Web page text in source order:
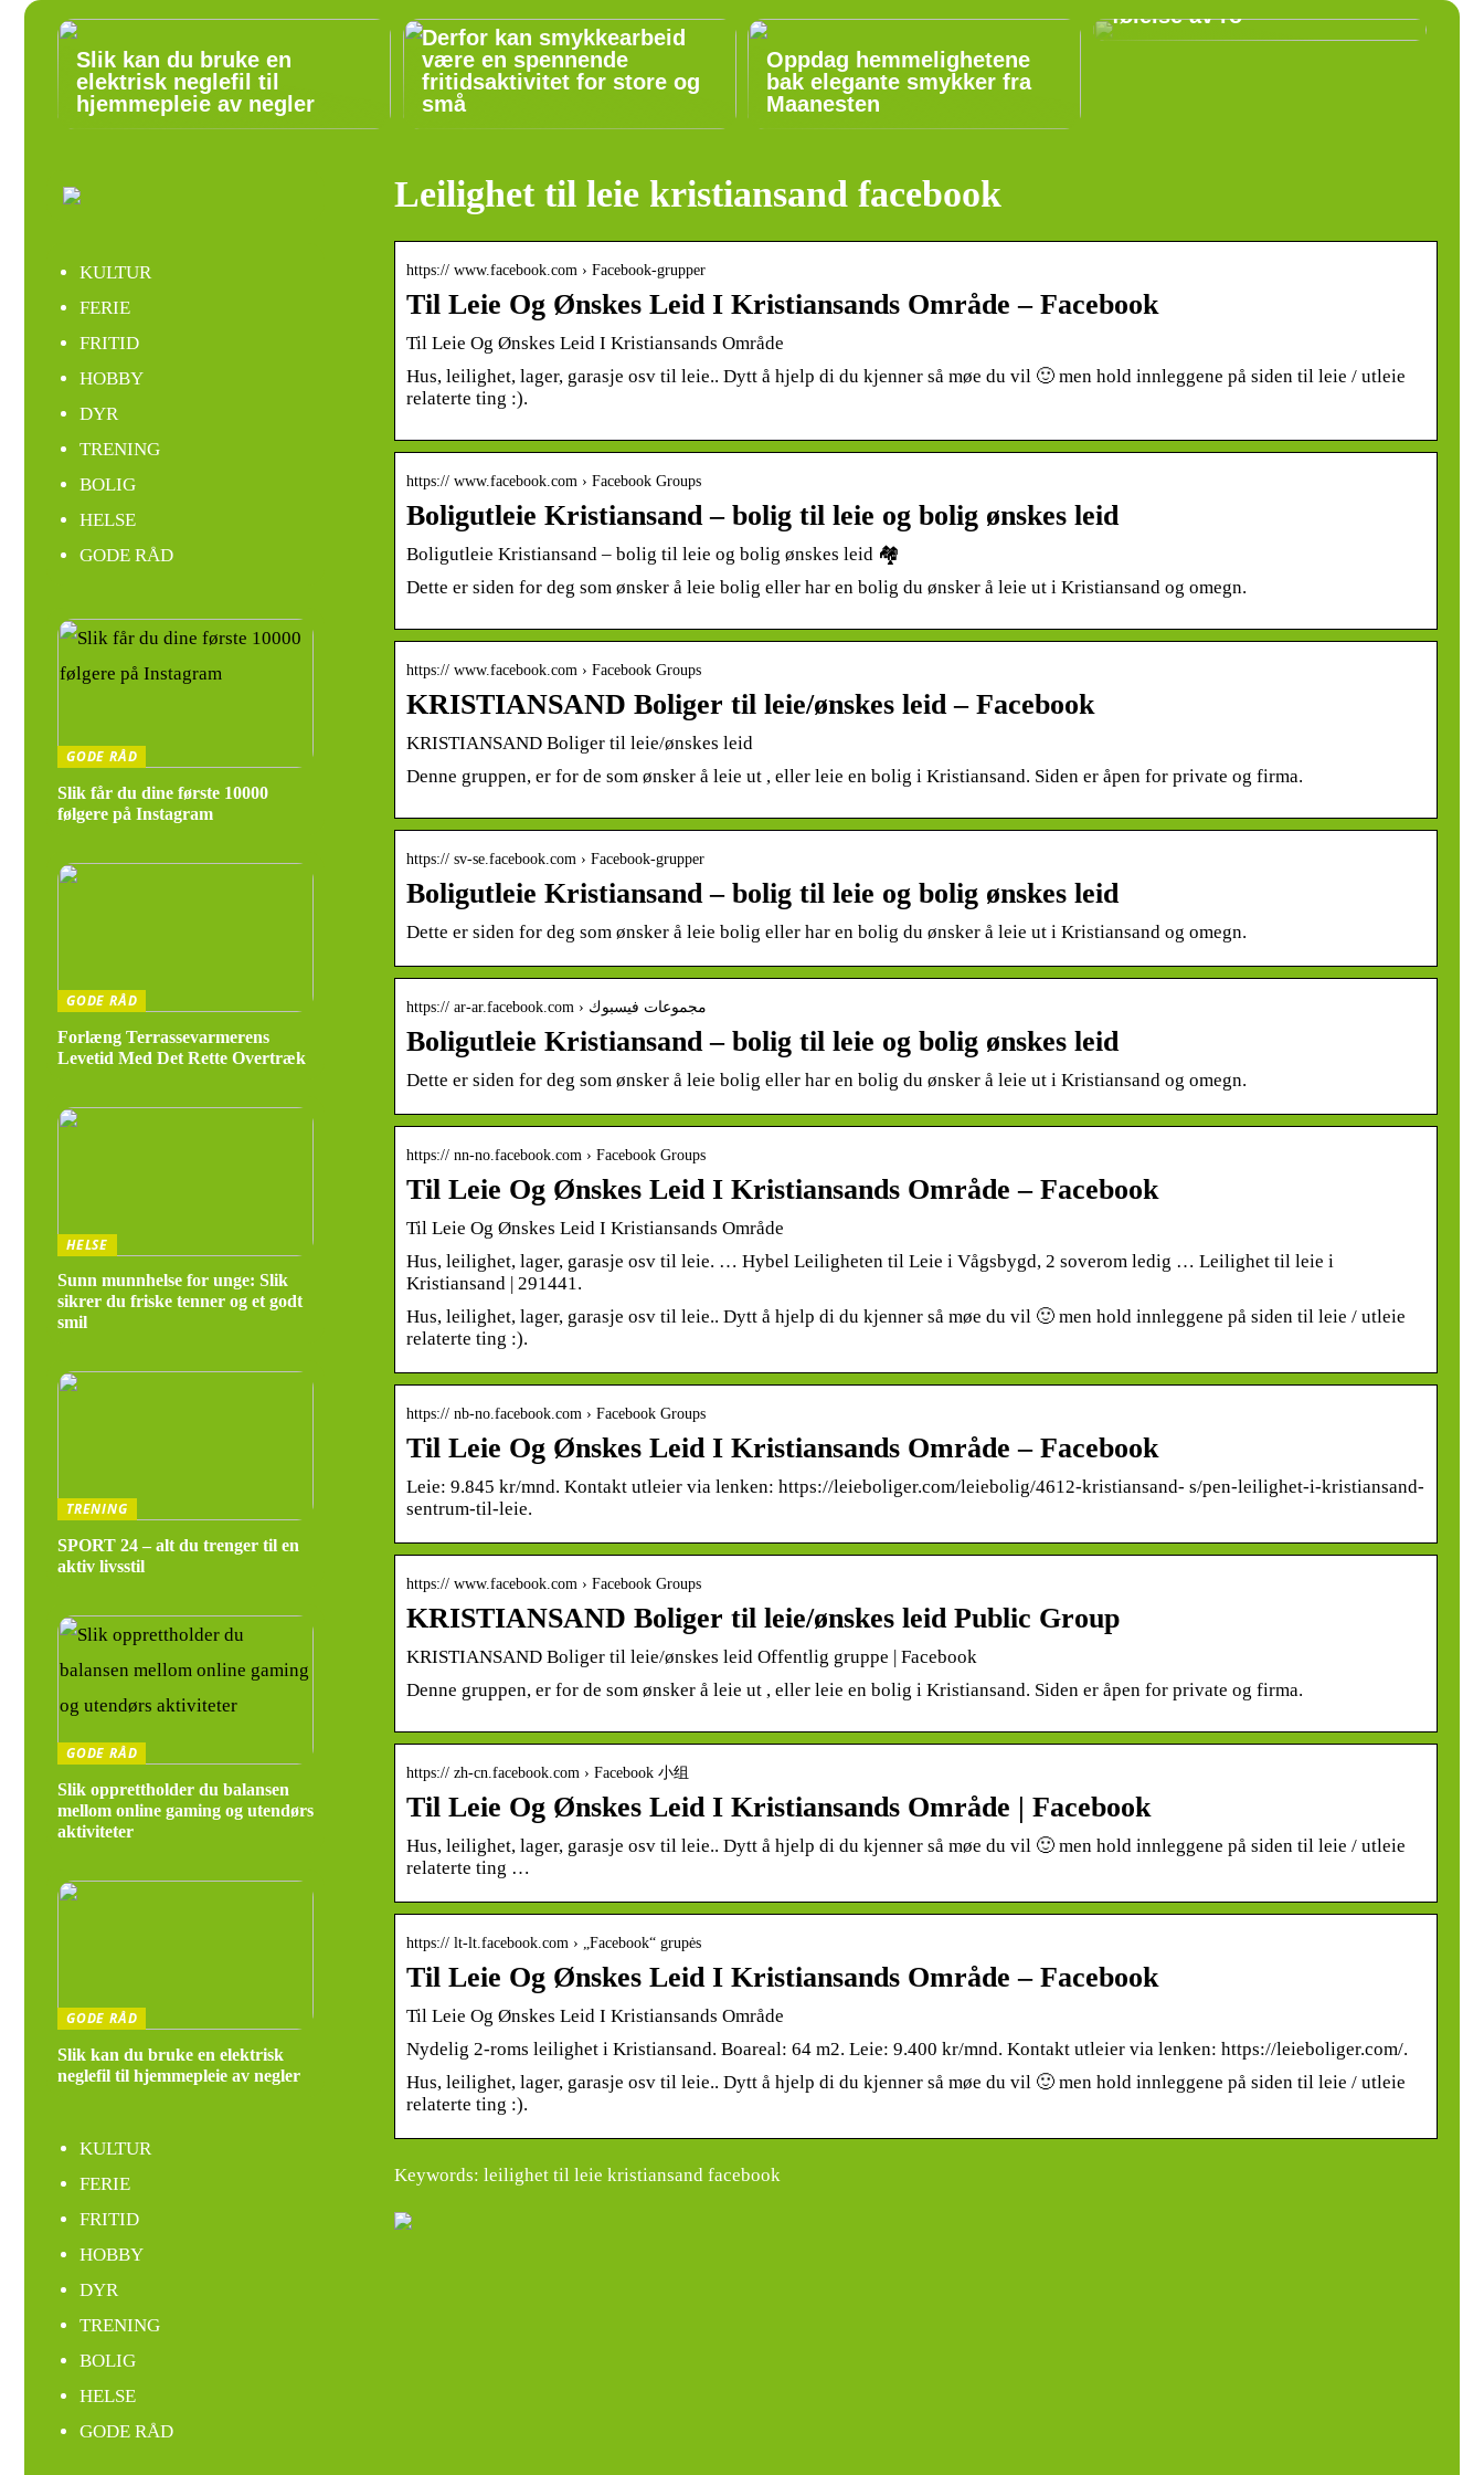
Slik kan du bruke en
elektrisk neglefil til
hjemmepleie av negler
Derfor kan smykkearbeid
være en spennende
fritidsaktivitet for store og
små
Oppdag hemmelighetene
bak elegante smykker fra
Maanesten
følelse av ro
Leilighet til leie kristiansand facebook
https:// www.facebook.com › Facebook-grupper
Til Leie Og Ønskes Leid I Kristiansands Område – Facebook
Til Leie Og Ønskes Leid I Kristiansands Område
Hus, leilighet, lager, garasje osv til leie.. Dytt å hjelp di du kjenner så møe du vil 🙂 men hold innleggene på siden til leie / utleie
relaterte ting :).
https:// www.facebook.com › Facebook Groups
Boligutleie Kristiansand – bolig til leie og bolig ønskes leid
Boligutleie Kristiansand – bolig til leie og bolig ønskes leid 🏘
Dette er siden for deg som ønsker å leie bolig eller har en bolig du ønsker å leie ut i Kristiansand og omegn.
https:// www.facebook.com › Facebook Groups
KRISTIANSAND Boliger til leie/ønskes leid – Facebook
KRISTIANSAND Boliger til leie/ønskes leid
Denne gruppen, er for de som ønsker å leie ut , eller leie en bolig i Kristiansand. Siden er åpen for private og firma.
https:// sv-se.facebook.com › Facebook-grupper
Boligutleie Kristiansand – bolig til leie og bolig ønskes leid
Dette er siden for deg som ønsker å leie bolig eller har en bolig du ønsker å leie ut i Kristiansand og omegn.
https:// ar-ar.facebook.com › مجموعات فيسبوك
Boligutleie Kristiansand – bolig til leie og bolig ønskes leid
https:// nn-no.facebook.com › Facebook Groups
Til Leie Og Ønskes Leid I Kristiansands Område – Facebook
Til Leie Og Ønskes Leid I Kristiansands Område
Hus, leilighet, lager, garasje osv til leie. … Hybel Leiligheten til Leie i Vågsbygd, 2 soverom ledig … Leilighet til leie i
Kristiansand | 291441.
Hus, leilighet, lager, garasje osv til leie.. Dytt å hjelp di du kjenner så møe du vil 🙂 men hold innleggene på siden til leie / utleie
relaterte ting :).
https:// nb-no.facebook.com › Facebook Groups
Til Leie Og Ønskes Leid I Kristiansands Område – Facebook
Leie: 9.845 kr/mnd. Kontakt utleier via lenken: https://leieboliger.com/leiebolig/4612-kristiansand- s/pen-leilighet-i-kristiansand-
sentrum-til-leie.
https:// www.facebook.com › Facebook Groups
KRISTIANSAND Boliger til leie/ønskes leid Public Group
KRISTIANSAND Boliger til leie/ønskes leid Offentlig gruppe | Facebook
Denne gruppen, er for de som ønsker å leie ut , eller leie en bolig i Kristiansand. Siden er åpen for private og firma.
https:// zh-cn.facebook.com › Facebook 小组
Til Leie Og Ønskes Leid I Kristiansands Område | Facebook
Hus, leilighet, lager, garasje osv til leie.. Dytt å hjelp di du kjenner så møe du vil 🙂 men hold innleggene på siden til leie / utleie
relaterte ting …
https:// lt-lt.facebook.com › „Facebook“ grupės
Til Leie Og Ønskes Leid I Kristiansands Område – Facebook
Til Leie Og Ønskes Leid I Kristiansands Område
Nydelig 2-roms leilighet i Kristiansand. Boareal: 64 m2. Leie: 9.400 kr/mnd. Kontakt utleier via lenken: https://leieboliger.com/.
Hus, leilighet, lager, garasje osv til leie.. Dytt å hjelp di du kjenner så møe du vil 🙂 men hold innleggene på siden til leie / utleie
relaterte ting :).
Keywords: leilighet til leie kristiansand facebook
KULTUR
FERIE
FRITID
HOBBY
DYR
TRENING
BOLIG
HELSE
GODE RÅD
GODE RÅD
Slik får du dine første 10000
følgere på Instagram
GODE RÅD
Forlæng Terrassevarmerens
Levetid Med Det Rette Overtræk
HELSE
Sunn munnhelse for unge: Slik
sikrer du friske tenner og et godt
smil
TRENING
SPORT 24 – alt du trenger til en
aktiv livsstil
GODE RÅD
Slik opprettholder du balansen
mellom online gaming og utendørs
aktiviteter
GODE RÅD
Slik kan du bruke en elektrisk
neglefil til hjemmepleie av negler
KULTUR
FERIE
FRITID
HOBBY
DYR
TRENING
BOLIG
HELSE
GODE RÅD